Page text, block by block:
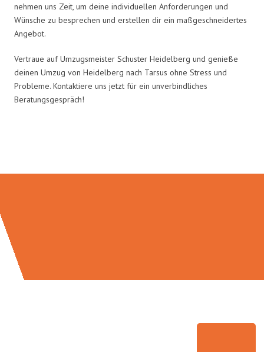
nehmen uns Zeit, um deine individuellen Anforderungen und
Wünsche zu besprechen und erstellen dir ein maßgeschneidertes
Angebot.
Vertraue auf Umzugsmeister Schuster Heidelberg und genieße
deinen Umzug von Heidelberg nach Tarsus ohne Stress und
Probleme. Kontaktiere uns jetzt für ein unverbindliches
Beratungsgespräch!